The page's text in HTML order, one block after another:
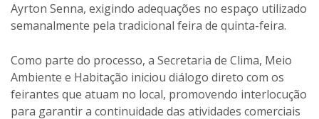
Ayrton Senna, exigindo adequações no espaço utilizado
semanalmente pela tradicional feira de quinta-feira.
Como parte do processo, a Secretaria de Clima, Meio
Ambiente e Habitação iniciou diálogo direto com os
feirantes que atuam no local, promovendo interlocução
para garantir a continuidade das atividades comerciais